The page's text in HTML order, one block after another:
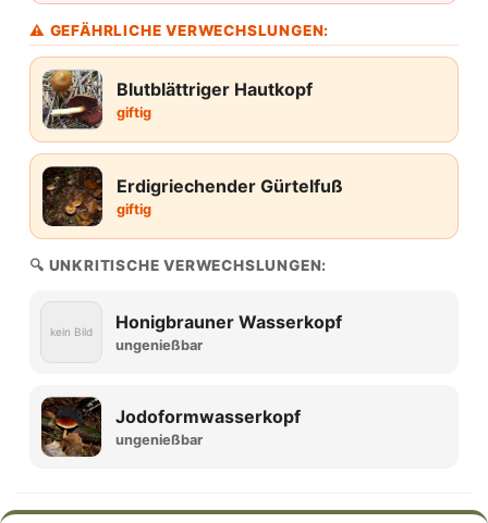
⚠ GEFÄHRLICHE VERWECHSLUNGEN:
Blutblättriger Hautkopf
giftig
Erdigriechender Gürtelfuß
giftig
🔍 UNKRITISCHE VERWECHSLUNGEN:
kein Bild Honigbrauner Wasserkopf
ungenießbar
Jodoformwasserkopf
ungenießbar